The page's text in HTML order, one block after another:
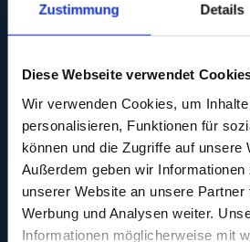
Zustimmung Details
Diese Webseite verwendet
Wir verwenden Cookies, um
personalisieren, Funktionen für
können und die Zugriffe auf unsere
Außerdem geben wir
unserer Website an unsere Partner
Werbung und Analysen weiter.
Informationen möglicherweise mit
potenzieller
vor der
zu testen.
Validität ist
Gütekriterien
verbunden.